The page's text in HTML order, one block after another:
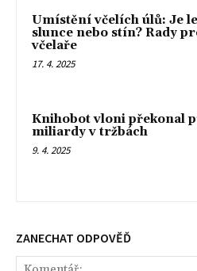
Umístění včelích úlů: Je
slunce nebo stín? Rady
včelaře
17. 4. 2025
Knihobot vloni překonal
miliardy v tržbách
9. 4. 2025
ZANECHAT ODPOVĚĎ